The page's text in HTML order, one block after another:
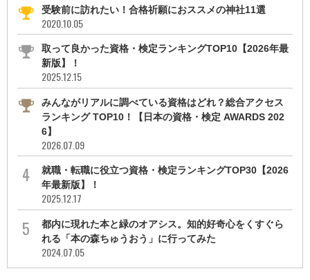
受験前に訪れたい！合格祈願におススメの神社11選
2020.10.05
取って良かった資格・検定ランキングTOP10【2026年最
新版】！
2025.12.15
みんながリアルに調べている資格はどれ？総合アクセス
ランキング TOP10！【日本の資格・検定 AWARDS 202
6】
2026.07.09
就職・転職に役立つ資格・検定ランキングTOP30【2026
年最新版】！
2025.12.17
都内に現れた本と緑のオアシス。知的好奇心をくすぐら
れる「本の森ちゅうおう」に行ってみた
2024.07.05